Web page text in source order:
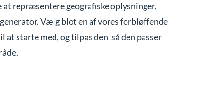
repræsentere geografiske oplysninger,
Vælg blot en af vores forbløffende
starte med, og tilpas den, så den passer